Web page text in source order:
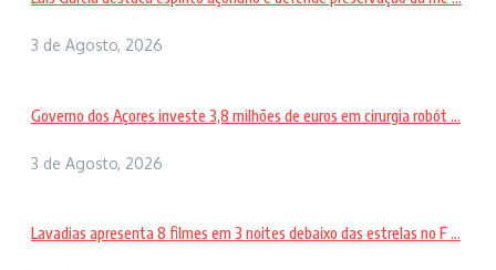
3 de Agosto, 2026
Governo dos Açores investe 3,8 milhões de euros em cirurgia robót ...
3 de Agosto, 2026
Lavadias apresenta 8 filmes em 3 noites debaixo das estrelas no F ...